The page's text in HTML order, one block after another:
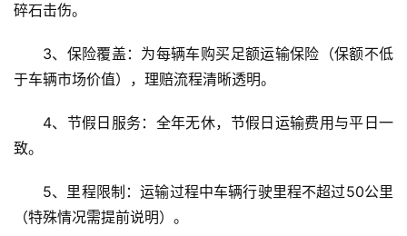
碎石击伤。
3、保险覆盖：为每辆车购买足额运输保险（保额不低
于车辆市场价值），理赔流程清晰透明。
4、节假日服务：全年无休，节假日运输费用与平日一
致。
5、里程限制：运输过程中车辆行驶里程不超过50公里
（特殊情况需提前说明）。